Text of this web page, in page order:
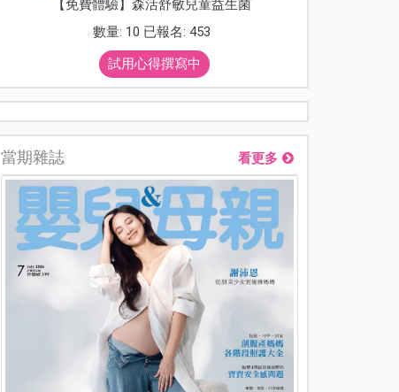
【免費體驗】森活舒敏兒童益生菌
數量: 10 已報名: 453
試用心得撰寫中
當期雜誌 看更多